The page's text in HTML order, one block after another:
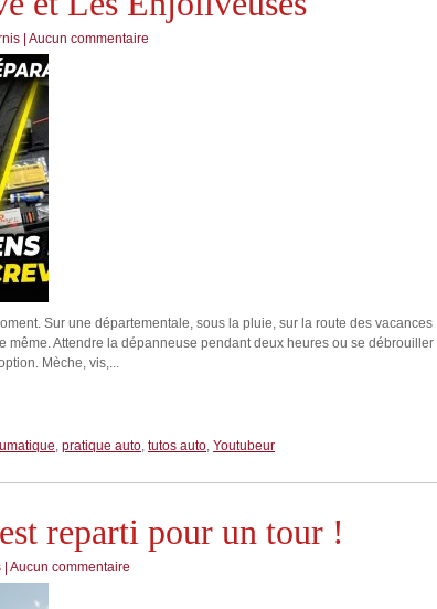
Aucun commentaire
Sur une départementale, sous la pluie, sur la route des vacances
Attendre la dépanneuse pendant deux heures ou se débrouiller
Mèche, vis,...
, pratique auto, tutos auto, Youtubeur
reparti pour un tour !
Aucun commentaire